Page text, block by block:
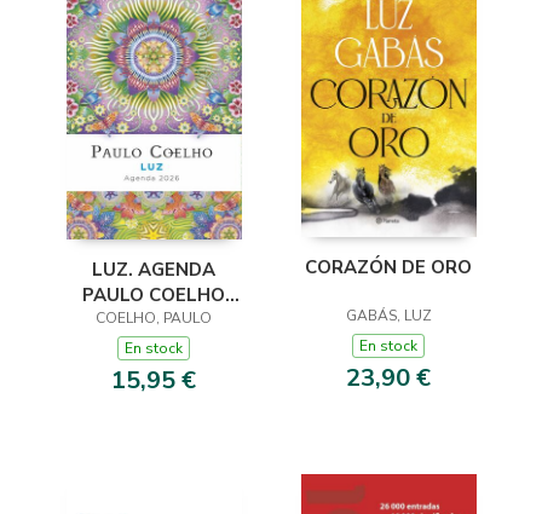
LUZ. AGENDA
PAULO COELHO
2026
COELHO, PAULO
En stock
15,95 €
CORAZÓN DE ORO
GABÁS, LUZ
En stock
23,90 €